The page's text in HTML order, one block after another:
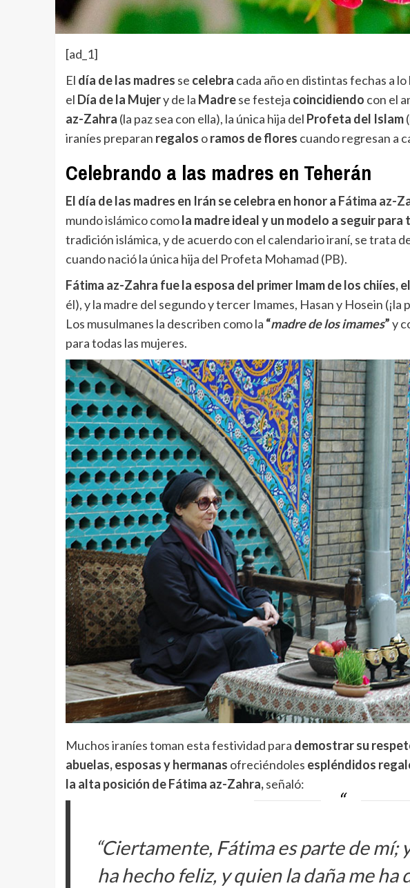
[ad_1]
El día de las madres se celebra cada año en distintas fechas a
el Día de la Mujery de la Madrese festeja coincidiendo con el
az-Zahra (la paz sea con ella), la única hija del Profeta del Islam
iraníes preparan regalos oramos de flores cuando regresan a
Celebrando a las madres en Teherán
El día de las madres en Irán se celebra en honor a Fátima az-
mundo islámico comola madre ideal y un modelo a seguir para
tradición islámica, y de acuerdo con el calendario iraní, se trata
cuando nació la única hija del Profeta Mohamad (PB).
Fátima az-Zahra fue la esposa del primer Imam de los chiíes,
él), y la madre del segundo y tercer Imames, Hasan y Hosein
Los musulmanes la describen como la “madre de los imames”y
para todas las mujeres.
Muchos iraníes toman esta festividad para demostrar su
abuelas, esposas y hermanas ofreciéndoles espléndidos
la alta posición de Fátima az-Zahra,señaló:
“Ciertamente, Fátima es parte de mí;
ha hecho feliz, y quien la daña me ha